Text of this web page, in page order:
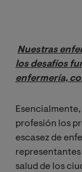
Nuestras
los desafíos
enfermería,
profesión los
escasez de
salud de los